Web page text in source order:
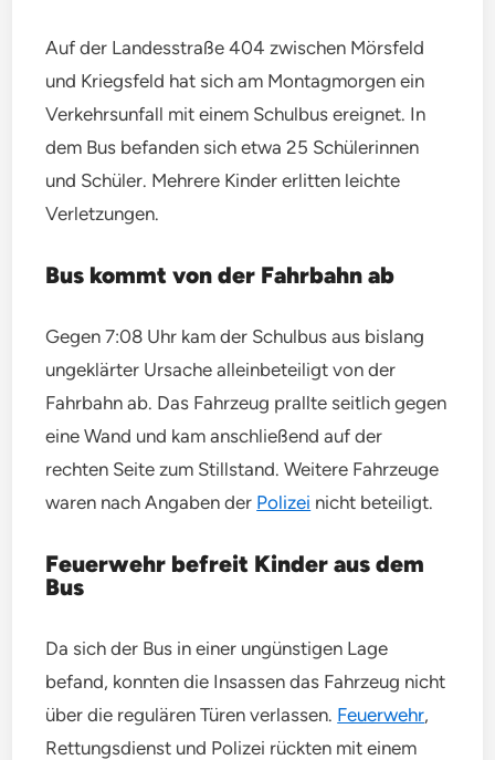
Auf der Landesstraße 404 zwischen Mörsfeld
und Kriegsfeld hat sich am Montagmorgen ein
Verkehrsunfall mit einem Schulbus ereignet. In
dem Bus befanden sich etwa 25 Schülerinnen
und Schüler. Mehrere Kinder erlitten leichte
Verletzungen.
Bus kommt von der Fahrbahn ab
Gegen 7:08 Uhr kam der Schulbus aus bislang
ungeklärter Ursache alleinbeteiligt von der
Fahrbahn ab. Das Fahrzeug prallte seitlich gegen
eine Wand und kam anschließend auf der
rechten Seite zum Stillstand. Weitere Fahrzeuge
waren nach Angaben der Polizei nicht beteiligt.
Feuerwehr befreit Kinder aus dem
Bus
Da sich der Bus in einer ungünstigen Lage
befand, konnten die Insassen das Fahrzeug nicht
über die regulären Türen verlassen. Feuerwehr,
Rettungsdienst und Polizei rückten mit einem